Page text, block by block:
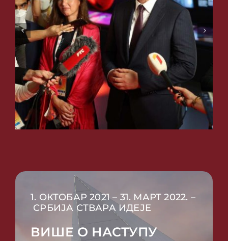
1. ОКТОБАР 2021 – 31. МАРТ 2022. –
СРБИЈА СТВАРА ИДЕЈЕ
ВИШЕ О НАСТУПУ